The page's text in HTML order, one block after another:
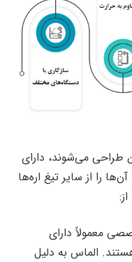
طراحی می‌شوند، دارای
را از سایر تیغ اره‌ها
معمولاً دارای
الماس به دلیل